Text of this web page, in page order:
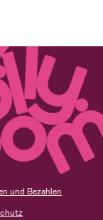
und Bezahlen